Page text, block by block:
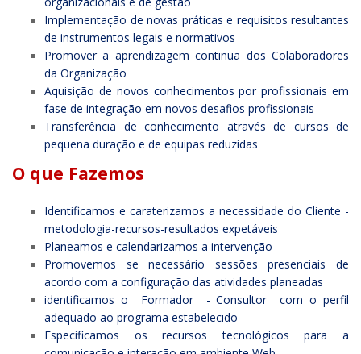
Implementação de novas práticas e requisitos resultantes
de instrumentos legais e normativos
Promover a aprendizagem continua dos Colaboradores
da Organização
Aquisição de novos conhecimentos por profissionais em
fase de integração em novos desafios profissionais-
Transferência de conhecimento através de cursos de
pequena duração e de equipas reduzidas
O que Fazemos
Identificamos e caraterizamos a necessidade do Cliente -
metodologia-recursos-resultados expetáveis
Planeamos e calendarizamos a intervenção
Promovemos se necessário sessões presenciais de
acordo com a configuração das atividades planeadas
identificamos o Formador - Consultor com o perfil
adequado ao programa estabelecido
Especificamos os recursos tecnológicos para a